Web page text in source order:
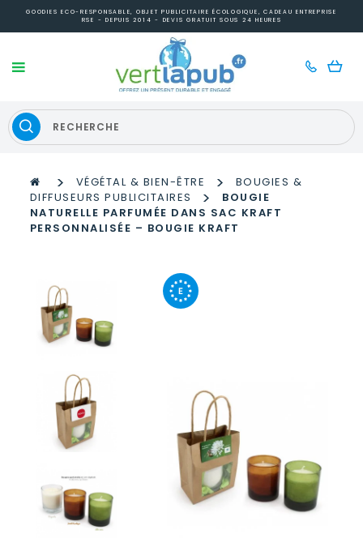
GOODIES ECO-RESPONSABLE, OBJET PUBLICITAIRE ÉCOLOGIQUE, CADEAU ENTREPRISE
RSE - DEPUIS 2014 - DEVIS GRATUIT SOUS 24 HEURES
> VÉGÉTAL & BIEN-ÊTRE >
BOUGIES &
DIFFUSEURS PUBLICITAIRES
>
BOUGIE
NATURELLE PARFUMÉE DANS SAC KRAFT
PERSONNALISÉE – BOUGIE KRAFT